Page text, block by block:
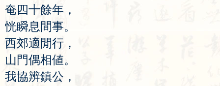
奄四十餘年 ，
恍瞬息間事。
西郊適閒行 ，
山門偶相値。
我協辨鎮公 ，